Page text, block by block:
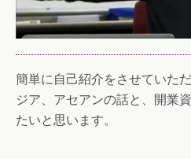
簡単に自己紹介をさせていた
ジア、アセアンの話と、開業
たいと思います。